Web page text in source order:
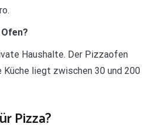
Haushalte. Der Pizzaofen
liegt zwischen 30 und 200
Pizza?